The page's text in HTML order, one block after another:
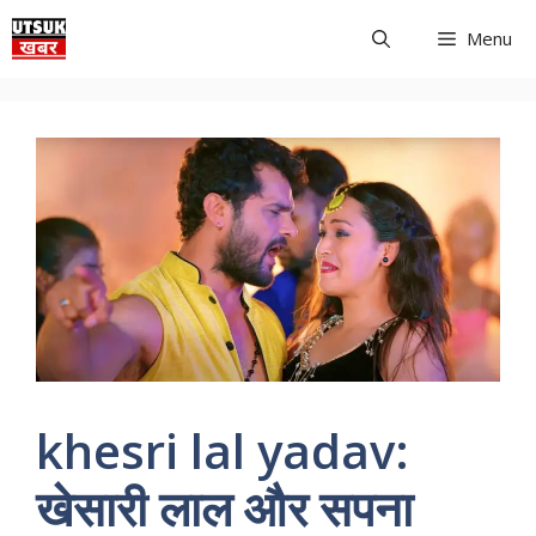
Skip
to
Menu
khesri lal yadav:
खेसारी लाल और सपना